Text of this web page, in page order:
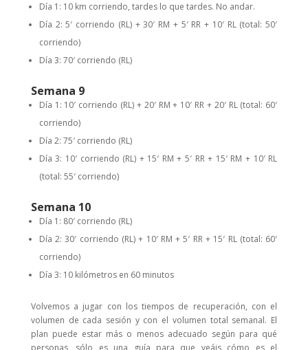
Día 1: 10 km corriendo, tardes lo que tardes. No andar.
Día 2: 5′ corriendo (RL) + 30′ RM + 5′ RR + 10′ RL (total: 50′
corriendo)
Día 3: 70′ corriendo (RL)
Semana 9
Día 1: 10′ corriendo (RL) + 20′ RM + 10′ RR + 20′ RL (total: 60′
corriendo)
Día 2: 75′ corriendo (RL)
Día 3: 10′ corriendo (RL) + 15′ RM + 5′ RR + 15′ RM + 10′ RL
(total: 55′ corriendo)
Semana 10
Día 1: 80′ corriendo (RL)
Día 2: 30′ corriendo (RL) + 10′ RM + 5′ RR + 15′ RL (total: 60′
corriendo)
Día 3: 10 kilómetros en 60 minutos
Volvemos a jugar con los tiempos de recuperación, con el
volumen de cada sesión y con el volumen total semanal. El
plan puede estar más o menos adecuado según para qué